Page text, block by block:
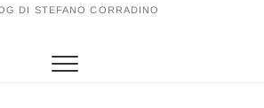
DI STEFANO CORRADINO